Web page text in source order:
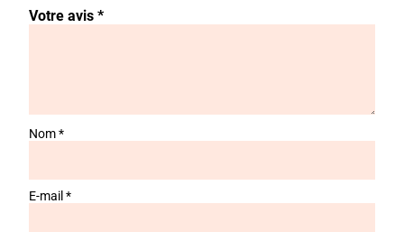
Votre avis *
Nom*
E-mail *